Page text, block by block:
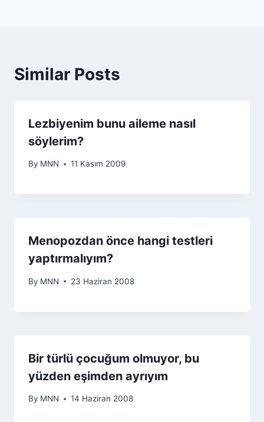
Similar Posts
Lezbiyenim bunu aileme nasıl
söylerim?
By MNN 11 Kasım 2009
Menopozdan önce hangi testleri
yaptırmalıyım?
By MNN 23 Haziran 2008
Bir türlü çocuğum olmuyor, bu
yüzden eşimden ayrıyım
By MNN 14 Haziran 2008